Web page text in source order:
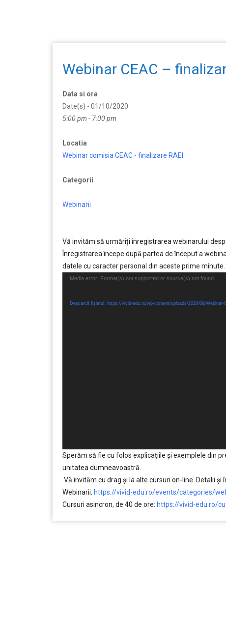
Webinar CEAC –
Data si ora
Date(s) - 01/10/2020
5:00 pm - 7:00 pm
Locatia
Webinar comisia CEAC - finalizare RAEI
Categorii
Webinarii
Vă invităm să urmăriți înregistrarea webinarului
Înregistrarea începe după partea de început a
datele cu caracter personal din aceste prime minute.
Player
Media error: Format(s) not supported or source(s) not found
Descarcă fișierul: https://vivid-edu.ro/wp-content/uploads/2020/09/
Sperăm să fie cu folos explicațiile și exemplele din
unitatea dumneavoastră.
Vă invităm cu drag și la alte cursuri on-line. Detalii și
Webinarii: https://vivid-edu.ro/events/categories/
Cursuri asincron, de 40 de ore: https://vivid-edu.ro/